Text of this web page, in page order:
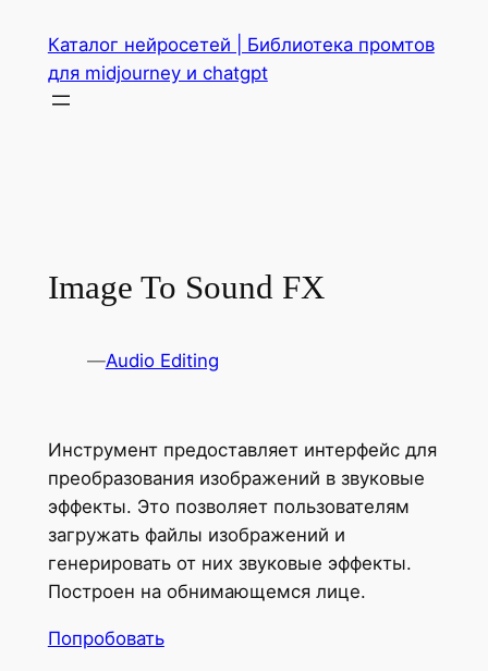
содержимому
Каталог нейросетей | Библиотека промтов
для midjourney и chatgpt
Image To Sound FX
—Audio Editing
Инструмент предоставляет интерфейс для
преобразования изображений в звуковые
эффекты. Это позволяет пользователям
загружать файлы изображений и
генерировать от них звуковые эффекты.
Построен на обнимающемся лице.
Попробовать